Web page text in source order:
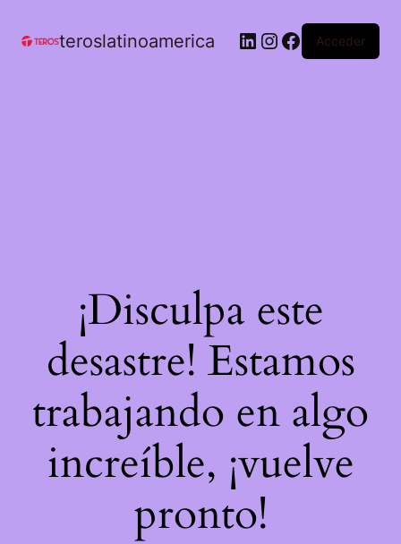
teroslatinoamerica Acceder
¡Disculpa este
desastre! Estamos
trabajando en algo
increíble, ¡vuelve
pronto!